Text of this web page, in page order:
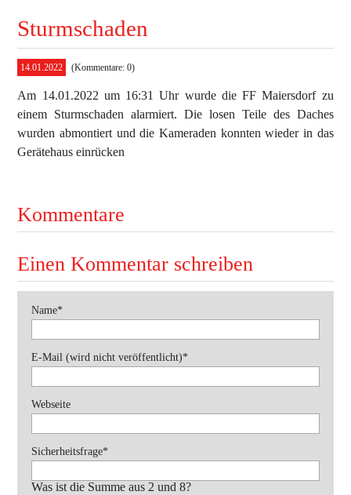
Netting
Ausrüstung
Blaulichtzentrum
Feuerwehrhaus (bis 2022)
Fahrzeuge
Termine
Geschichte
Kontakt
2018
2019
Aktuelles
Allgemein
Einsätze
Jugend
Veranstaltungen
Sturmschaden
14.01.2022 (Kommentare: 0)
Am 14.01.2022 um 16:31 Uhr wurde die FF Maiersdorf zu
einem Sturmschaden alarmiert. Die losen Teile des Daches
wurden abmontiert und die Kameraden konnten wieder in das
Gerätehaus einrücken
Kommentare
Einen Kommentar schreiben
Pflichtfeld
Name*
Pflichtfeld
E-Mail (wird nicht veröffentlicht)*
Webseite
Pflichtfeld
Sicherheitsfrage*
Was ist die Summe aus 2 und 8?